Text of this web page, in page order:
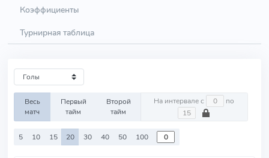
Коэффициенты
Турнирная таблица
Весь
матч
Первый
тайм
Второй
тайм
На интервале с по
5 10 15 20 30 40 50 100